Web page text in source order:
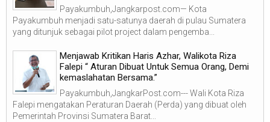
Payakumbuh,Jangkarpost.com— Kota
Payakumbuh menjadi satu-satunya daerah di pulau Sumatera
yang ditunjuk sebagai pilot project dalam pengemba...
Menjawab Kritikan Haris Azhar, Walikota Riza
Falepi “ Aturan Dibuat Untuk Semua Orang, Demi
kemaslahatan Bersama.”
Payakumbuh,JangkarPost.com--- Wali Kota Riza
Falepi mengatakan Peraturan Daerah (Perda) yang dibuat oleh
Pemerintah Provinsi Sumatera Barat...